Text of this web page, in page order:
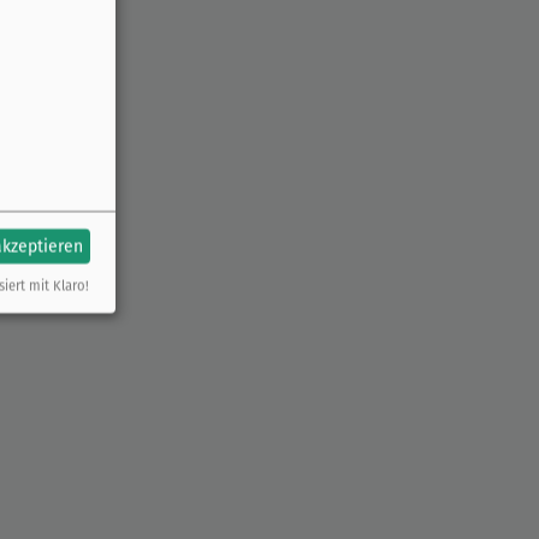
mit Klaro!